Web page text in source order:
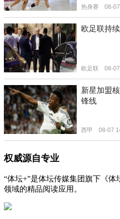
权威源自专业
“体坛+”是体坛传媒集团旗下《
领域的精品阅读应用。